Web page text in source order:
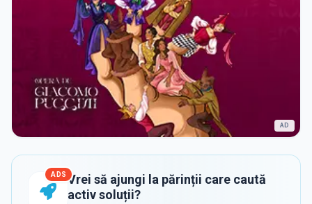
AD
ADS Vrei să ajungi la părinții care caută
activ soluții?